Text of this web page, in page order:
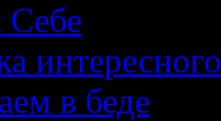
Себе
интересного
в беде